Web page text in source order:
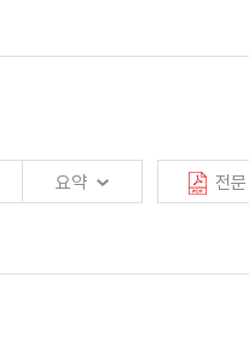
제수단으로 제도권에 편입시키고
판매·보상 처리 방식이 변화하고,
세 영역에서 활용되고 있음. 다만,
단계는 상대적으로 초기에 머물러
변화 속도에 맞추어 단계적으로
요약 전문
화하고 있음. 기업의 책임 범위는